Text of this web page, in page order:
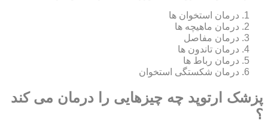
درمان استخوان ها
درمان ماهیچه ها
درمان مفاصل
درمان تاندون ها
درمان رباط ها
درمان شکستگی استخوان
پزشک ارتوپد چه چیزهایی را درمان می کند
؟